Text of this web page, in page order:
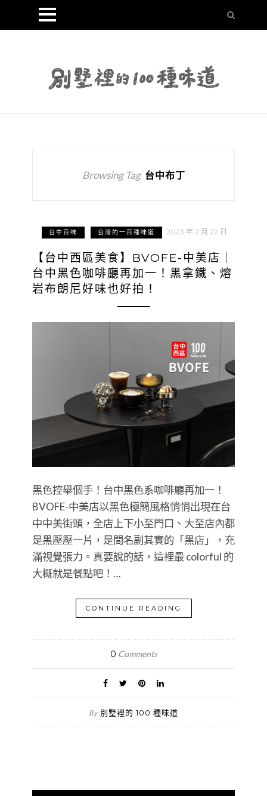
Browsing Tag 台中布丁
台中百味 台灣的一百種味道 2023 年 2 月 22 日
【台中西區美食】BVOFE-中美店｜
台中黑色咖啡廳再加一！黑拿鐵、熔
岩布朗尼好味也好拍！
黑色控舉個手！台中黑色系咖啡廳再加一！
BVOFE-中美店以黑色極簡風格悄悄出現在台
中中美街頭，全店上下小至門口、大至店內都
是黑壓壓一片，是間名副其實的「黑店」，充
滿視覺張力。真要說的話，這裡最 colorful 的
大概就是餐點吧！…
CONTINUE READING
0 Comments
By 別墅裡的 100 種味道